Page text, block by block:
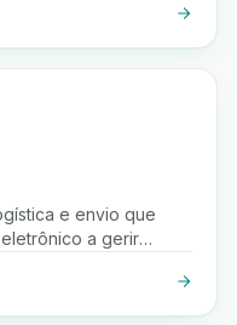
de
e envio que
a gerir
atendimento com